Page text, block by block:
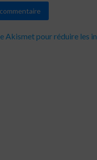
Akismet pour réduire les